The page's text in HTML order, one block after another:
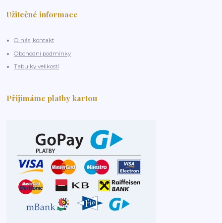
Užitečné informace
O nás, kontakt
Obchodní podmínky
Tabulky velikostí
Přijímáme platby kartou